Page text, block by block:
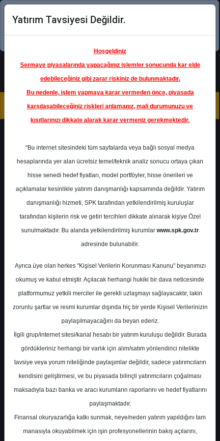
Şimdi uygulamayı indirin!
Ana Sayfa Raporlar
İnfo Yatırım
Rapor Detay
2025 Strateji Raporu
İnfo Yatırım 16 Aralık 2024
1
info-2025-strateji-raporu-
İlgili Dosyayı
Yatırım Tavsiyesi Değildir.
Hoşgeldiniz
Sermaye piyasalarında yapacağınız işlemler sonucunda kar elde
edebileceğiniz gibi zarar riskiniz de bulunmaktadır.
Bu nedenle, işlem yapmaya karar vermeden önce, piyasada
karşılaşabileceğiniz riskleri anlamanız, mali durumunuzu ve
kısıtlarınızı dikkate alarak karar vermeniz gerekmektedir.
"Bu internet sitesindeki tüm sayfalarda veya bağlı sosyal medya
hesaplarında yer alan ücretsiz temel/teknik analiz sonucu ortaya çıkan
hisse senedi hedef fiyatları, model portföyler, hisse önerileri ve
açıklamalar kesinlikle yatırım danışmanlığı kapsamında değildir. Yatırım
danışmanlığı hizmeti, SPK tarafından yetkilendirilmiş kuruluşlar
tarafından kişilerin risk ve getiri tercihleri dikkate alınarak kişiye Özel
sunulmaktadır. Bu alanda yetkilendirilmiş kurumlar www.spk.gov.tr
adresinde bulunabilir.
Ayrıca üye olan herkes "Kişisel Verilerin Korunması Kanunu" beyanımızı
okumuş ve kabul etmiştir. Açılacak herhangi hukiki bir dava neticesinde
platformumuz yetkili merciler ile gerekli uzlaşmayı sağlayacaktır, lakin
zorunlu şartlar ve resmi kurumlar dışında hiç bir yerde Kişisel Verilerinizin
paylaşılmayacağını da beyan ederiz.
İlgili grup/internet sitesi/kanal hesabı bir yatırım kuruluşu değildir. Burada
gördükleriniz herhangi bir varlık için alım/satım yönlendirici nitelikte
tavsiye veya yorum niteliğinde paylaşımlar değildir, sadece yatırımcıların
kendisini geliştirmesi, ve bu piyasada bilinçli yatırımcıların çoğalması
maksadıyla bazı banka ve aracı kurumların raporlarını ve hedef fiyatlarını
paylaşmaktadır.
Finansal okuryazarlığa katkı sunmak, neye/neden yatırım yapıldığını tam
manasıyla okuyabilmek için işin profesyonellerinin bakış açılarını,